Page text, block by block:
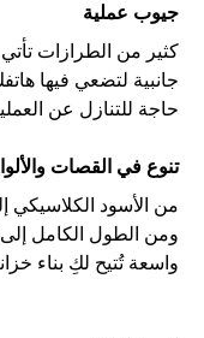
جيوب عملية
كثير من الطرازات
جانبية لتضعي فيها
حاجة للتنازل عن
تنوع في القصات
من الأسود الكلاسيكي
ومن الطول الكامل إلى
واسعة تُتيح لكِ بناء